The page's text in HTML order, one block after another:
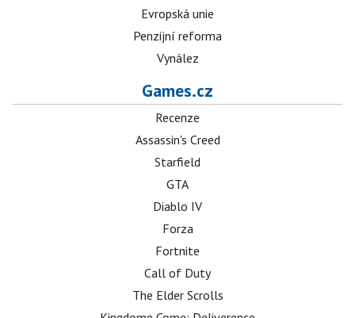
Evropská unie
Penzijní reforma
Vynález
Games.cz
Recenze
Assassin's Creed
Starfield
GTA
Diablo IV
Forza
Fortnite
Call of Duty
The Elder Scrolls